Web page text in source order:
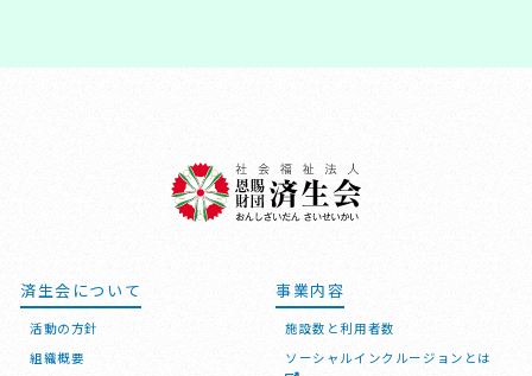
済生会について
活動の方針
組織概要
事業内容
施設数と利用者数
ソーシャルインクルージョンとは